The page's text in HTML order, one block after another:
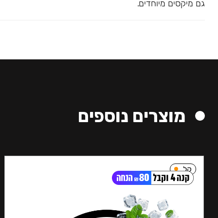
גם מיקסים מיוחדים.
מוצרים נוספים
קל